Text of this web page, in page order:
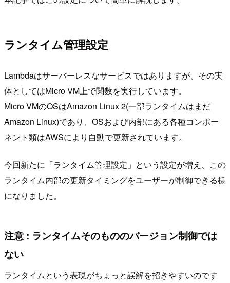
ランタイム管理設定
Lambdaはサーバーレスなサービスではありますが、その実
体としてはMicro VM上で関数を実行しています。
Micro VMのOSはAmazon Linux 2(一部ランタイムはまだ
Amazon Linux)であり、OSおよび内部にある各種コンポー
ネント類はAWSにより自動で更新されています。
今回新たに「ランタイム管理設定」という設定が増え、この
ランタイム内部の更新タイミングをユーザーが制御できる様
になりました。
注意 : ランタイムそのもののバージョン制御では
ない
ランタイムという表現がちょっと誤解を招きやすいのです